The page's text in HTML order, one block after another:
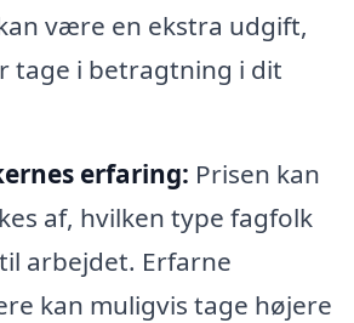
være en ekstra udgift,
tage i betragtning i dit
erfaring: Prisen kan
af, hvilken type fagfolk
arbejdet. Erfarne
kan muligvis tage højere